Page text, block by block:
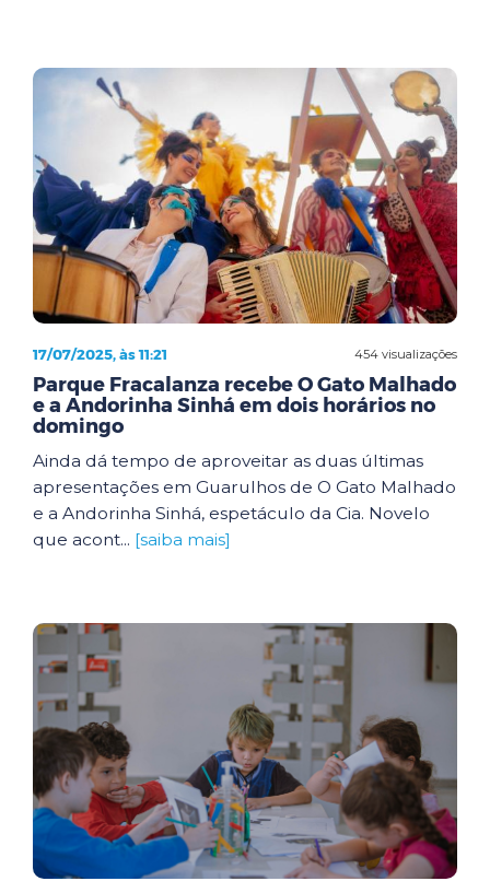
454 visualizações
17/07/2025, às 11:21
Parque Fracalanza recebe O Gato Malhado
e a Andorinha Sinhá em dois horários no
domingo
Ainda dá tempo de aproveitar as duas últimas
apresentações em Guarulhos de O Gato Malhado
e a Andorinha Sinhá, espetáculo da Cia. Novelo
que acont... [saiba mais]